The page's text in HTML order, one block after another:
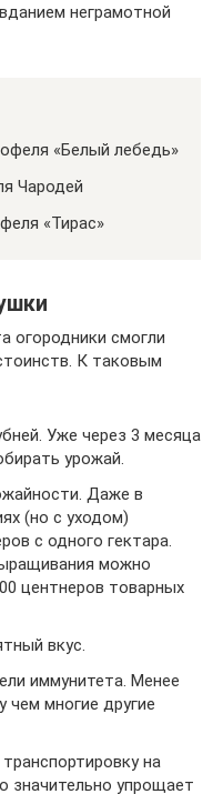
неграмотной
«Белый лебедь»
Чародей
«Тирас»
огородники смогли
К таковым
Уже через 3 месяца
урожай.
Даже в
(но с уходом)
с одного гектара.
можно
центнеров товарных
вкус.
иммунитета. Менее
многие другие
на
значительно упрощает